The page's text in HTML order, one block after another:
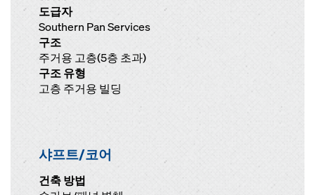
도급자
Southern Pan Services
구조
주거용 고층(5층 초과)
구조 유형
고층 주거용 빌딩
샤프트/코어
건축 방법